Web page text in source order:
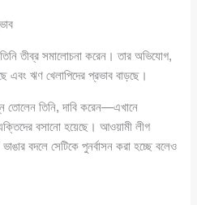
তীব্র সমালোচনা করেন। তার অভিযোগ,
এবং ঋণ খেলাপিদের প্রভাব বাড়ছে।
তোলেন তিনি, দাবি করেন—এখানে
বসানো হয়েছে। আওয়ামী লীগ
বদলে সেটিকে পুনর্বাসন করা হচ্ছে বলেও